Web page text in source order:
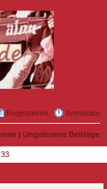
Anmelden
Registrieren
| Ungelesene Beiträge